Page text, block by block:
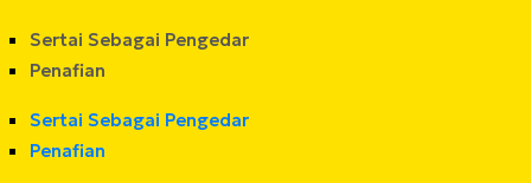
Sertai Sebagai Pengedar
Penafian
Sertai Sebagai Pengedar
Penafian